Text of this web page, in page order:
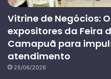
Vitrine de Negócios:
expositores da Feira
Camapuã para
atendimento
25/06/2026